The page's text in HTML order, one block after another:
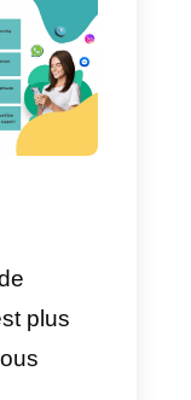
toutes
d'un
et
en temps
tâches